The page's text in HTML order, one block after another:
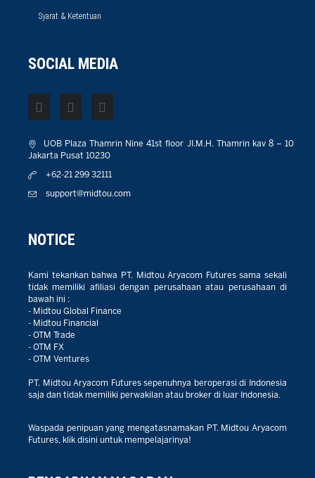
Syarat & Ketentuan
SOCIAL MEDIA
UOB Plaza Thamrin Nine 41st floor JI.M.H. Thamrin kav 8 – 10
Jakarta Pusat 10230
+62-21 299 32111
support@midtou.com
NOTICE
Kami tekankan bahwa PT. Midtou Aryacom Futures sama sekali
tidak memiliki afiliasi dengan perusahaan atau perusahaan di
bawah ini :
- Midtou Global Finance
- Midtou Financial
- OTM Trade
- OTM FX
- OTM Ventures
PT. Midtou Aryacom Futures sepenuhnya beroperasi di Indonesia
saja dan tidak memiliki perwakilan atau broker di luar Indonesia.
Waspada penipuan yang mengatasnamakan PT. Midtou Aryacom
Futures, klik disini untuk mempelajarinya!